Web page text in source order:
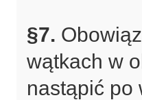
§7.
wątkach w
nastąpić po